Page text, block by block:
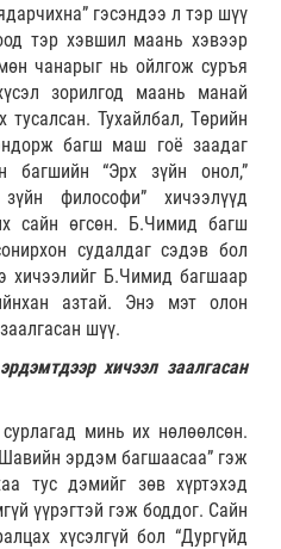
гэсэндээ л тэр шүү
тэр хэвшил маань хэвээр
чанарыг нь ойлгож суръя
зорилгод маань манай
Тухайлбал, Төрийн
багш маш гоё заадаг
багшийн “Эрх зүйн онол,”
философи” хичээлүүд
сайн өгсөн. Б.Чимид багш
судалдаг сэдэв бол
хичээлийг Б.Чимид багшаар
азтай. Энэ мэт олон
шүү.
хичээл заалгасан
минь их нөлөөлсөн.
эрдэм багшаасаа” гэж
тус дэмийг зөв хүртэхэд
үүрэгтэй гэж боддог. Сайн
хүсэлгүй бол “Дургүйд